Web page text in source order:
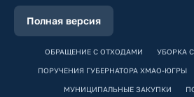
Полная версия
ОБРАЩЕНИЕ С ОТХОДАМИ УБОРКА
ПОРУЧЕНИЯ ГУБЕРНАТОРА ХМАО-ЮГРЫ
МУНИЦИПАЛЬНЫЕ ЗАКУПКИ